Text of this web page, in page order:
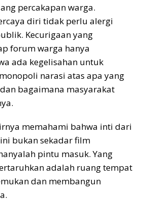
percakapan warga.
diri tidak perlu alergi
Kecurigaan yang
forum warga hanya
ada kegelisahan untuk
narasi atas apa yang
bagaimana masyarakat
memahami bahwa inti dari
bukan sekadar film
pintu masuk. Yang
adalah ruang tempat
dan membangun